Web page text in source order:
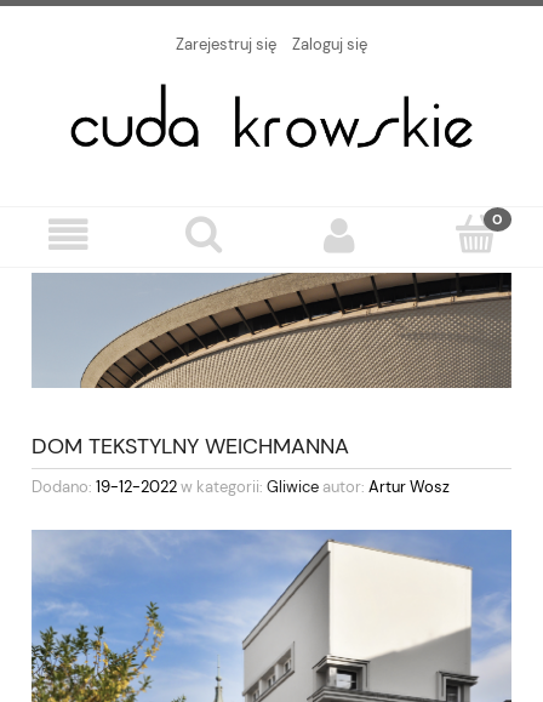
Zarejestruj się Zaloguj się
DOM TEKSTYLNY WEICHMANNA
Dodano: 19-12-2022w kategorii: Gliwice autor: Artur Wosz